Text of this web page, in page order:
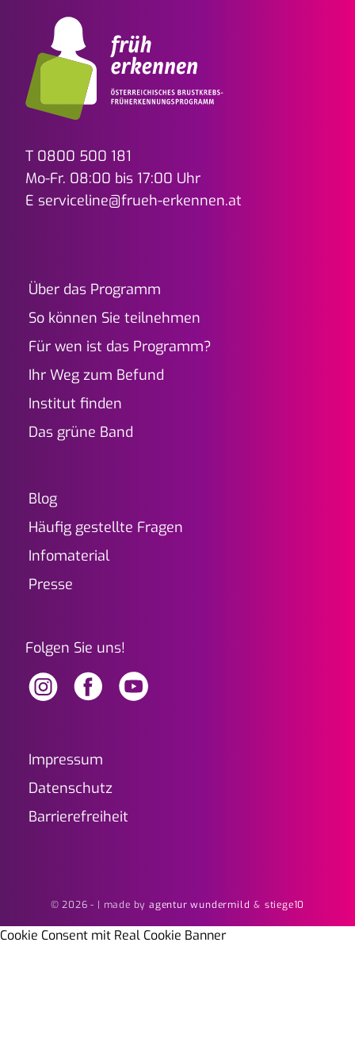
T 0800 500 181
Mo-Fr. 08:00 bis 17:00 Uhr
E serviceline@frueh-erkennen.at
Über das Programm
So können Sie teilnehmen
Für wen ist das Programm?
Ihr Weg zum Befund
Institut finden
Das grüne Band
Blog
Häufig gestellte Fragen
Infomaterial
Presse
Folgen Sie uns!
Impressum
Datenschutz
Barrierefreiheit
© 2026 - | made by agentur wundermild & stiege10
Cookie Consent mit Real Cookie Banner